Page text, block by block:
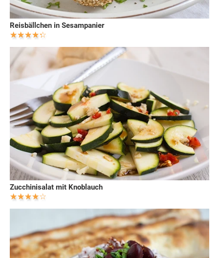
Reisbällchen in Sesampanier
Zucchinisalat mit Knoblauch